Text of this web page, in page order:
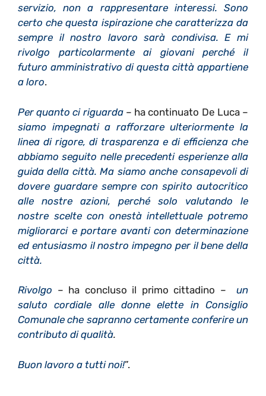
servizio, non a rappresentare interessi. Sono
certo che questa ispirazione che caratterizza da
sempre il nostro lavoro sarà condivisa. E mi
rivolgo particolarmente ai giovani perché il
futuro amministrativo di questa città appartiene
a loro.
Per quanto ci riguarda– ha continuato De Luca –
siamo impegnati a rafforzare ulteriormente la
linea di rigore, di trasparenza e di efficienza che
abbiamo seguito nelle precedenti esperienze alla
guida della città. Ma siamo anche consapevoli di
dovere guardare sempre con spirito autocritico
alle nostre azioni, perché solo valutando le
nostre scelte con onestà intellettuale potremo
migliorarci e portare avanti con determinazione
ed entusiasmo il nostro impegno per il bene della
città.
Rivolgo – ha concluso il primo cittadino –un
saluto cordiale alle donne elette in Consiglio
Comunale che sapranno certamente conferire un
contributo di qualità.
Buon lavoro a tutti noi!”.